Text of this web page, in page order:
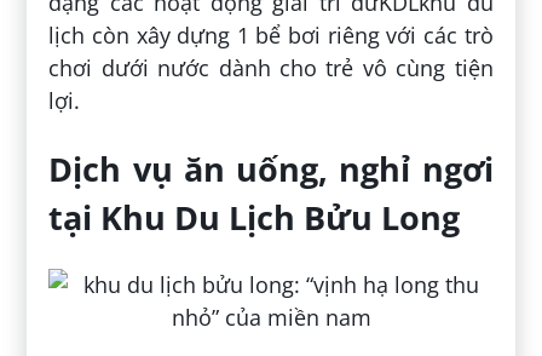
lịch còn xây dựng 1 bể bơi riêng với các trò
chơi dưới nước dành cho trẻ vô cùng tiện
lợi.
Dịch vụ ăn uống, nghỉ ngơi
tại Khu Du Lịch Bửu Long